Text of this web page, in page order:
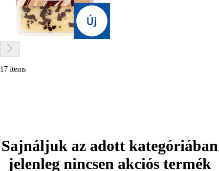
17 items
Sajnáljuk az adott kategóriában
jelenleg nincsen akciós termék